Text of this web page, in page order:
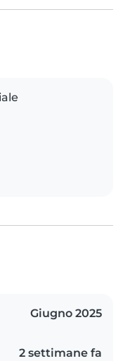
Giugno 2025
2 settimane fa